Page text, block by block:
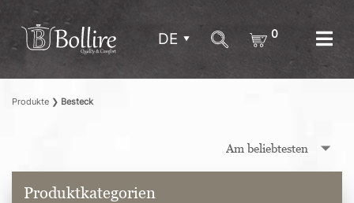
DE 0
Produkte ❯ Besteck
Produktkategorien